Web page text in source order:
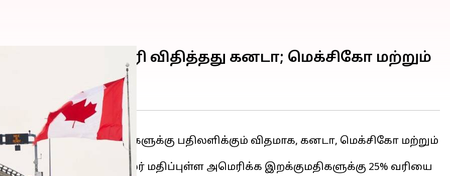
25% கூடுதல் வரி விதித்தது கனடா; மெக்சிகோ மற்றும்
சமீபத்திய வரி உயர்வுகளுக்கு பதிலளிக்கும் விதமாக, கனடா, மெக்சிகோ மற்றும்
பில்லியன்
டாலர் மதிப்புள்ள அமெரிக்க இறக்குமதிகளுக்கு 25% வரியை